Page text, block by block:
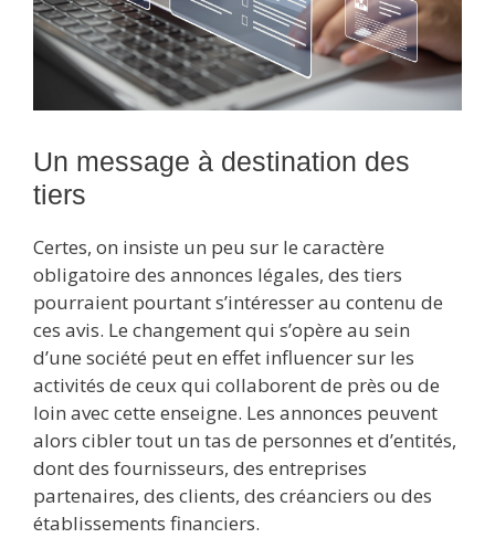
Un message à destination des
tiers
Certes, on insiste un peu sur le caractère
obligatoire des annonces légales, des tiers
pourraient pourtant s’intéresser au contenu de
ces avis. Le changement qui s’opère au sein
d’une société peut en effet influencer sur les
activités de ceux qui collaborent de près ou de
loin avec cette enseigne. Les annonces peuvent
alors cibler tout un tas de personnes et d’entités,
dont des fournisseurs, des entreprises
partenaires, des clients, des créanciers ou des
établissements financiers.